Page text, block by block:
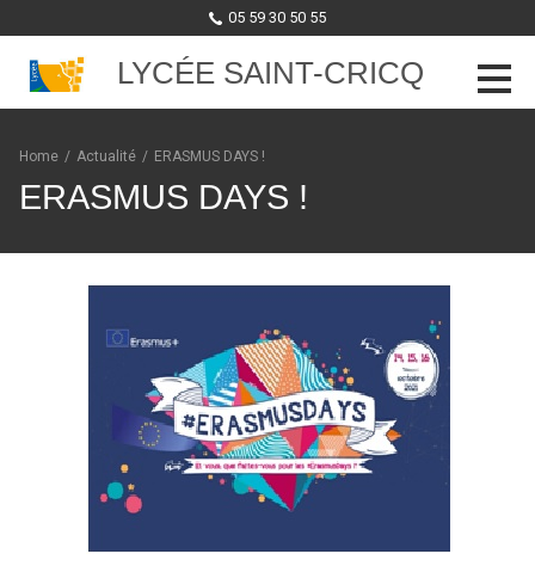
05 59 30 50 55
LYCÉE SAINT-CRICQ
Skip to content
Home / Actualité / ERASMUS DAYS !
ERASMUS DAYS !